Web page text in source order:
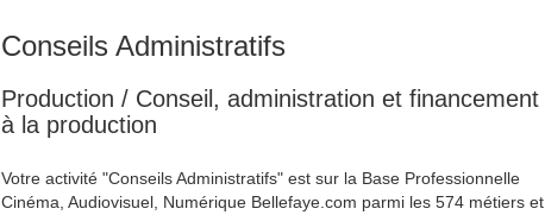
Conseils Administratifs
Production / Conseil, administration et financement
à la production
Votre activité "Conseils Administratifs" est sur la Base Professionnelle
Cinéma, Audiovisuel, Numérique Bellefaye.com parmi les 574 métiers et